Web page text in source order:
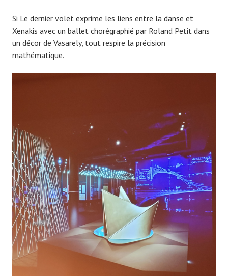
Si Le dernier volet exprime les liens entre la danse et
Xenakis avec un ballet chorégraphié par Roland Petit dans
un décor de Vasarely, tout respire la précision
mathématique.